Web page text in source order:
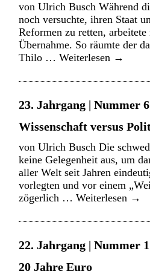
von Ulrich Busch Während
noch versuchte, ihren Staat
Reformen zu retten,
Übernahme. So räumte der
Thilo … Weiterlesen →
23. Jahrgang | Nummer
Wissenschaft versus
von Ulrich Busch Die
keine Gelegenheit aus, um
aller Welt seit Jahren
vorlegten und vor einem
zögerlich … Weiterlesen →
22. Jahrgang | Nummer
20 Jahre Euro